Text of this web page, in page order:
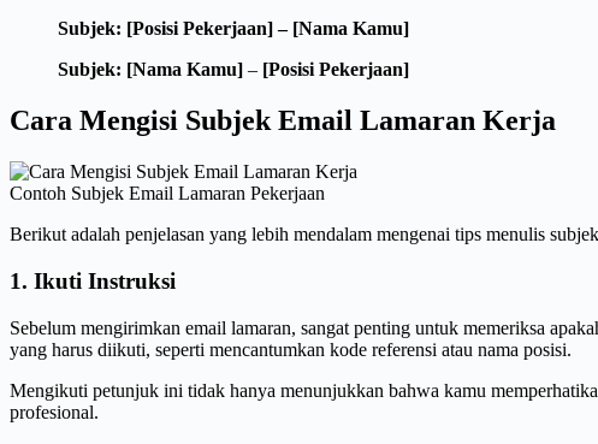
Subjek: [Posisi Pekerjaan] – [Nama Kamu]
Subjek: [Nama Kamu] – [Posisi Pekerjaan]
Cara Mengisi Subjek Email Lamaran Kerja
Contoh Subjek Email Lamaran Pekerjaan
Berikut adalah penjelasan yang lebih mendalam mengenai tips menulis
1. Ikuti Instruksi
Sebelum mengirimkan email lamaran, sangat penting untuk memeriksa
yang harus diikuti, seperti mencantumkan kode referensi atau nama posisi.
Mengikuti petunjuk ini tidak hanya menunjukkan bahwa kamu
profesional.